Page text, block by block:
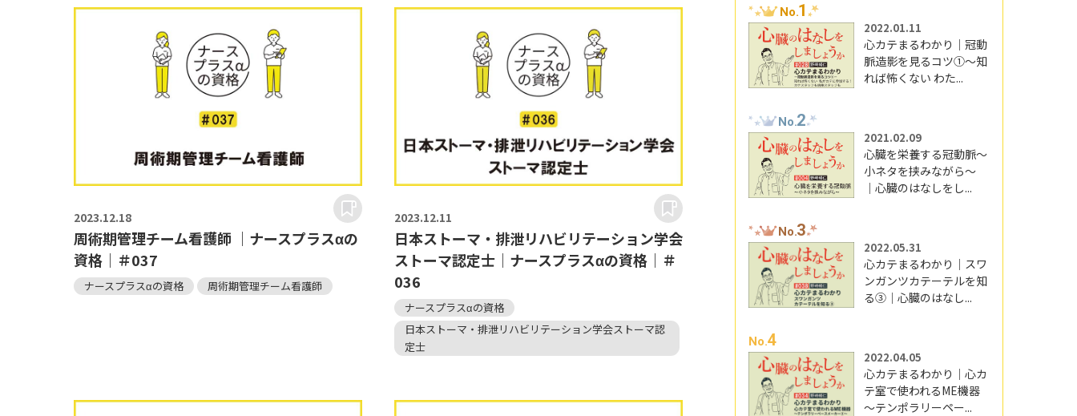
2023.12.18
周術期管理チーム看護師 ｜ナースプラスαの
資格｜＃037
ナースプラスαの資格 周術期管理チーム看護師
2023.12.11
日本ストーマ・排泄リハビリテーション学会
ストーマ認定士｜ナースプラスαの資格｜＃
036
ナースプラスαの資格
日本ストーマ・排泄リハビリテーション学会ストーマ認
定士
No.1
2022.01.11
心カテまるわかり｜冠動
脈造影を見るコツ①～知
れば怖くない わた...
No.2
2021.02.09
心臓を栄養する冠動脈～
小ネタを挟みながら～
｜心臓のはなしをし...
No.3
2022.05.31
心カテまるわかり｜スワ
ンガンツカテーテルを知
る③｜心臓のはなし...
No.4
2022.04.05
心カテまるわかり｜心カ
テ室で使われるME機器
～テンポラリーペー...